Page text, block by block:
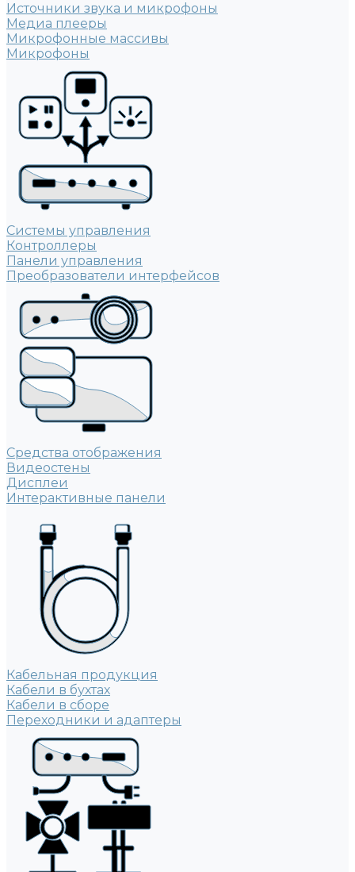
Источники звука и микрофоны
Медиа плееры
Микрофонные массивы
Микрофоны
Системы управления
Контроллеры
Панели управления
Преобразователи интерфейсов
Средства отображения
Видеостены
Дисплеи
Интерактивные панели
Кабельная продукция
Кабели в бухтах
Кабели в сборе
Переходники и адаптеры